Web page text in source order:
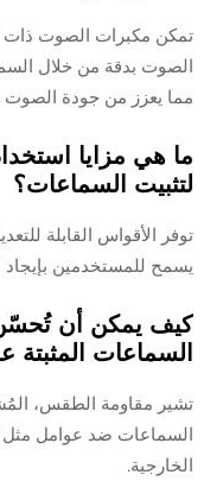
تمكن مكبرات الصوت ذات
الصوت بدقة من خلال
مما يعزز من جودة الصوت
ما هي مزايا
لتثبيت السماعات؟
توفر الأقواس القابلة
يسمح للمستخدمين بإيجاد
كيف يمكن أن
السماعات المثبتة
السماعات ضد عوامل مثل
الخارجية.